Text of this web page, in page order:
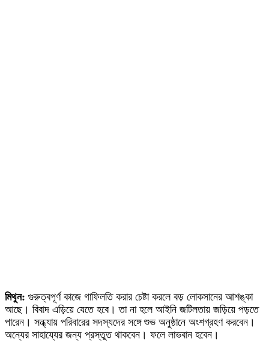
মিথুন: গুরুত্বপূর্ণ কাজে গাফিলতি করার চেষ্টা করলে বড় লোকসানের আশঙ্কা
আছে। বিবাদ এড়িয়ে যেতে হবে। তা না হলে আইনি জটিলতায় জড়িয়ে পড়তে
পারেন। সন্ধ্যায় পরিবারের সদস্যদের সঙ্গে শুভ অনুষ্ঠানে অংশগ্রহণ করবেন।
অন্যের সাহায্যের জন্য প্রস্তুত থাকবেন। ফলে লাভবান হবেন।